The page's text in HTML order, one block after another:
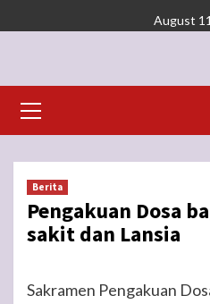
to
August
Menu
Berita
Pengakuan Dosa
sakit dan Lansia
Sakramen Pengakuan